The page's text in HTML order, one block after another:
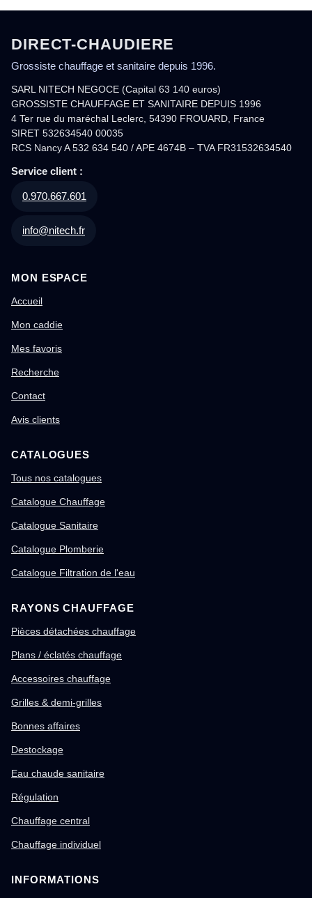
DIRECT-CHAUDIERE
Grossiste chauffage et sanitaire depuis 1996.
SARL NITECH NEGOCE (Capital 63 140 euros)
GROSSISTE CHAUFFAGE ET SANITAIRE DEPUIS 1996
4 Ter rue du maréchal Leclerc, 54390 FROUARD, France
SIRET 532634540 00035
RCS Nancy A 532 634 540 / APE 4674B – TVA FR31532634540
Service client :
0.970.667.601
info@nitech.fr
MON ESPACE
Accueil
Mon caddie
Mes favoris
Recherche
Contact
Avis clients
CATALOGUES
Tous nos catalogues
Catalogue Chauffage
Catalogue Sanitaire
Catalogue Plomberie
Catalogue Filtration de l'eau
RAYONS CHAUFFAGE
Pièces détachées chauffage
Plans / éclatés chauffage
Accessoires chauffage
Grilles & demi-grilles
Bonnes affaires
Destockage
Eau chaude sanitaire
Régulation
Chauffage central
Chauffage individuel
INFORMATIONS